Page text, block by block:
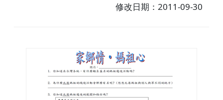
修改日期：2011-09-30